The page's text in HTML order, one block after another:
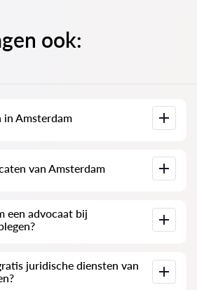
ook:
in Amsterdam
Prijzen, recensies,
van Amsterdam
beoordelingen en er is geen
een ​​advocaat bij
afhankelijk van de complexiteit
het antwoord)
juridische diensten van